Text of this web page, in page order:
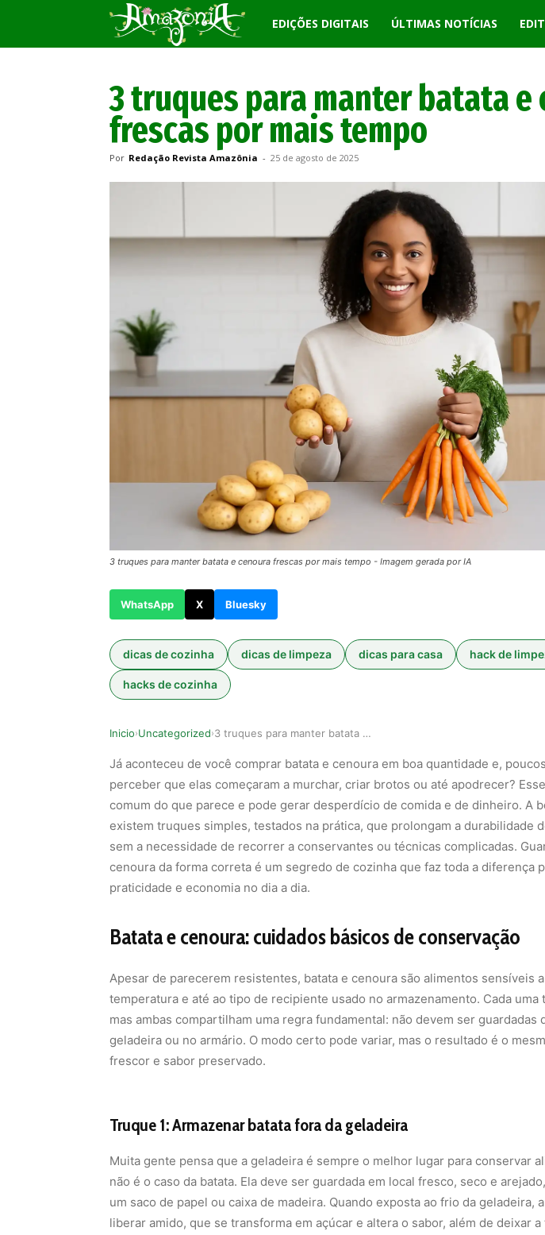
Revista
EDIÇÕES DIGITAIS ÚLTIMAS NOTÍCIAS
3 truques para manter batata e
frescas por mais tempo
Por Redação Revista Amazônia - 25 de agosto de 2025
3 truques para manter batata e cenoura frescas por mais tempo - Imagem gerada por IA
WhatsApp X Bluesky
dicas de cozinha dicas de limpeza dicas para casa hack de
hacks de cozinha
Inicio›Uncategorized› 3 truques para manter batata e cenoura frescas …
Já aconteceu de você comprar batata e cenoura em boa quantidade e,
perceber que elas começaram a murchar, criar brotos ou até apodrecer?
comum do que parece e pode gerar desperdício de comida e de dinheiro. A
existem truques simples, testados na prática, que prolongam a durabilidade
sem a necessidade de recorrer a conservantes ou técnicas complicadas.
cenoura da forma correta é um segredo de cozinha que faz toda a diferença
praticidade e economia no dia a dia.
Batata e cenoura: cuidados básicos de conservação
Apesar de parecerem resistentes, batata e cenoura são alimentos sensíveis
temperatura e até ao tipo de recipiente usado no armazenamento. Cada
mas ambas compartilham uma regra fundamental: não devem ser guardadas
geladeira ou no armário. O modo certo pode variar, mas o resultado é o
frescor e sabor preservado.
Truque 1: Armazenar batata fora da geladeira
Muita gente pensa que a geladeira é sempre o melhor lugar para conservar
não é o caso da batata. Ela deve ser guardada em local fresco, seco e
um saco de papel ou caixa de madeira. Quando exposta ao frio da geladeira,
liberar amido, que se transforma em açúcar e altera o sabor, além de deixar